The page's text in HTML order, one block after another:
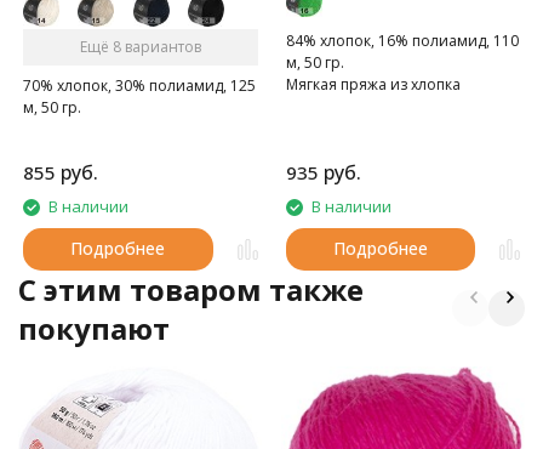
Ещё 8 вариантов
70% хлопок, 30% полиамид, 125
м, 50 гр.
855 руб.
В наличии
Подробнее
84% хлопок, 16% полиамид, 110
м, 50 гр.
Мягкая пряжа из хлопка
935 руб.
В наличии
Подробнее
C этим товаром также
покупают